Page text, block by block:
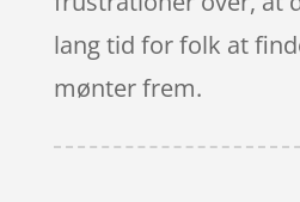
lang tid for folk at
mønter frem.